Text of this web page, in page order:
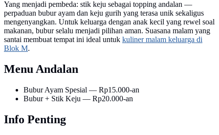
Yang menjadi pembeda: stik keju sebagai topping andalan —
perpaduan bubur ayam dan keju gurih yang terasa unik sekaligus
mengenyangkan. Untuk keluarga dengan anak kecil yang rewel soal
makanan, bubur selalu menjadi pilihan aman. Suasana malam yang
santai membuat tempat ini ideal untuk kuliner malam keluarga di
Blok M.
Menu Andalan
Bubur Ayam Spesial — Rp15.000-an
Bubur + Stik Keju — Rp20.000-an
Info Penting